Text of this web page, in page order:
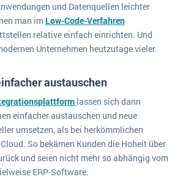
und Datenquellen leichter
man im Low-Code-Verfahren
relative einfach einrichten. Und
Unternehmen heutzutage vieler.
austauschen
lassen sich dann
einfacher austauschen und neue
umsetzen, als bei herkömmlichen
So bekämen Kunden die Hoheit über
und seien nicht mehr so abhängig vom
ERP-Software.